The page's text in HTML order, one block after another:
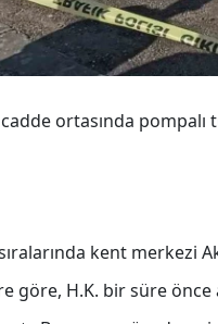
ortasında
kent merkezi
göre, H.K. bir süre önce